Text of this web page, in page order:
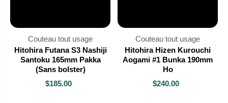
Couteau tout usage
Hitohira Futana S3 Nashiji
Santoku 165mm Pakka
(Sans bolster)
$185.00
Couteau tout usage
Hitohira Hizen Kurouchi
Aogami #1 Bunka 190mm
Ho
$240.00